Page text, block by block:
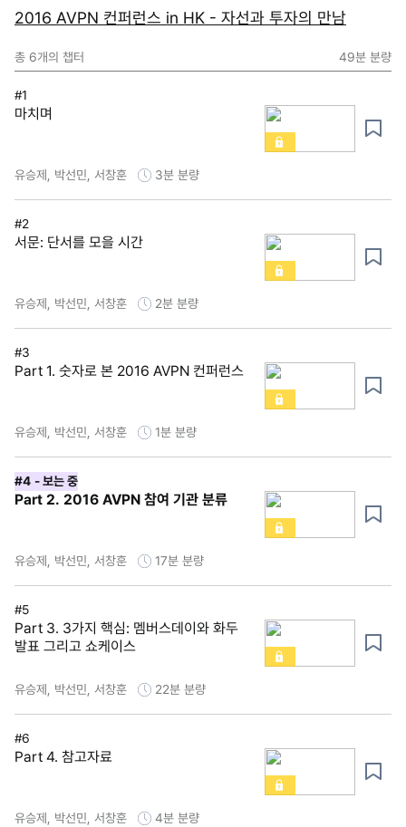
2016 AVPN 컨퍼런스 in HK - 자선과 투자의 만남
총 6개의 챕터 49분 분량
#1
마치며
유승제, 박선민, 서창훈 3분 분량
#2
서문: 단서를 모을 시간
유승제, 박선민, 서창훈 2분 분량
#3
Part 1. 숫자로 본 2016 AVPN 컨퍼런스
유승제, 박선민, 서창훈 1분 분량
#4 - 보는 중
Part 2. 2016 AVPN 참여 기관 분류
유승제, 박선민, 서창훈 17분 분량
#5
Part 3. 3가지 핵심: 멤버스데이와 화두
발표 그리고 쇼케이스
유승제, 박선민, 서창훈 22분 분량
#6
Part 4. 참고자료
유승제, 박선민, 서창훈 4분 분량